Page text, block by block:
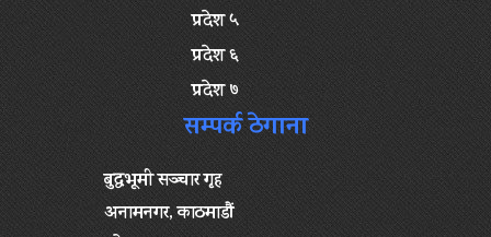
प्रदेश ५
प्रदेश ६
प्रदेश ७
सम्पर्क ठेगाना
बुद्धभूमी सञ्चार गृह
अनामनगर, काठमाडौं